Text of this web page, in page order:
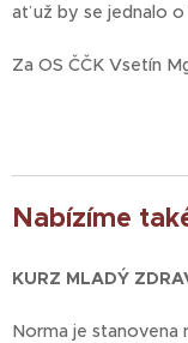
ať už by se jednalo
Za OS ČČK Vsetín
Nabízíme
KURZ MLADÝ
Norma je stanovena